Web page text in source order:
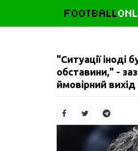
FOOTBALL
"Ситуації іноді
обставини," -
ймовірний